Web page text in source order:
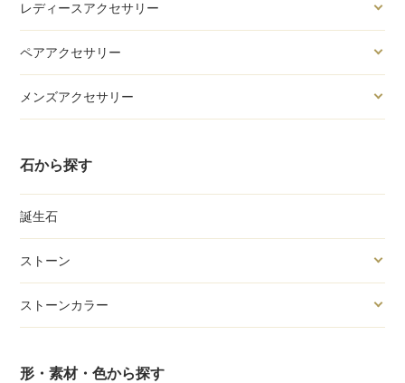
レディースアクセサリー
ペアアクセサリー
メンズアクセサリー
石から探す
誕生石
ストーン
ストーンカラー
形・素材・色から探す